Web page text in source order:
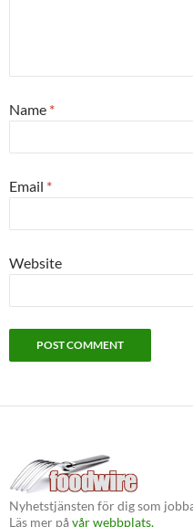
Name *
Email *
Website
Nyhetstjänsten för dig som
Läs mer påvår webbplats.